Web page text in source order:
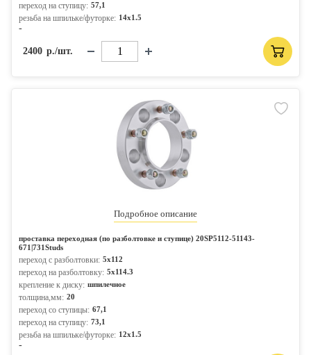
переход на ступицу: 57,1
резьба на шпильке/футорке: 14x1.5
-
2400 р./шт.
Подробное описание
проставка переходная (по разболтовке и ступице) 20SP5112-51143-
671|731Studs
переход с разболтовки: 5x112
переход на разболтовку: 5x114.3
крепление к диску: шпилечное
толщина,мм: 20
переход со ступицы: 67,1
переход на ступицу: 73,1
резьба на шпильке/футорке: 12x1.5
-